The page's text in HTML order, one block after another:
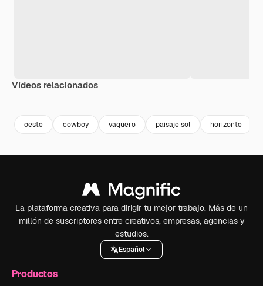
Vídeos relacionados
oeste cowboy vaquero paisaje sol horizonte
La plataforma creativa para dirigir tu mejor trabajo. Más de un
millón de suscriptores entre creativos, empresas, agencias y
estudios.
Español
Productos